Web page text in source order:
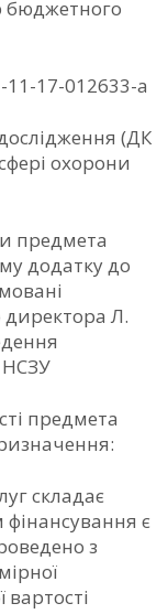
бюджетного
11-17-012633-a
(ДК
охорони
предмета
додатку до
директора Л.
НСЗУ
предмета
складає
є
з